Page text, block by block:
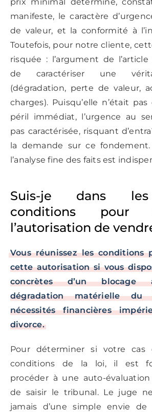
manifeste, le caractère
de valeur, et la conformité à
Toutefois, pour notre cliente,
risquée : l’argument de l’article
de caractériser une
(dégradation, perte de valeur,
charges). Puisqu’elle n’était
péril immédiat, l’urgence au
pas caractérisée, risquant
la demande sur ce fondement.
l’analyse fine des faits est
Suis-je dans
conditions pour
l’autorisation de
Vous réunissez les conditions
cette autorisation si vous
concrètes d’un blocage
dégradation matérielle
nécessités financières
divorce.
Pour déterminer si votre cas
conditions de la loi, il est
procéder à une auto-
de saisir le tribunal. Le juge
jamais d’une simple envie de